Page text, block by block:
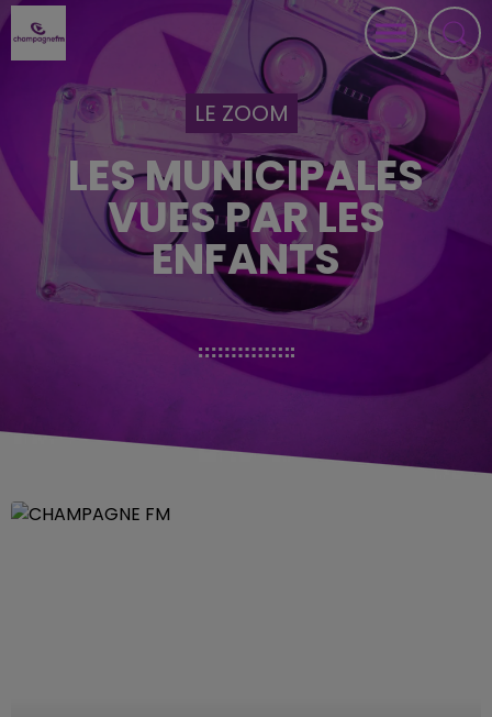
LE ZOOM
LES MUNICIPALES
VUES PAR LES
ENFANTS